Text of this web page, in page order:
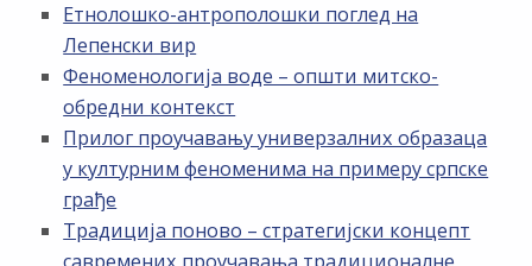
Етнолошко-антрополошки поглед на
Лепенски вир
Феноменологија воде – општи митско-
обредни контекст
Прилог проучавању универзалних образаца
у културним феноменима на примеру српске
грађе
Традиција поново – стратегијски концепт